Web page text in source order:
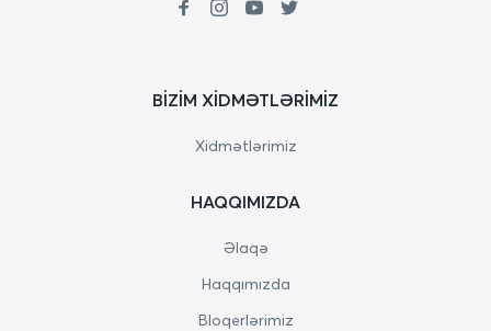
BIZIM XIDMƏTLƏRIMIZ
Xidmətlərimiz
HAQQIMIZDA
Əlaqə
Haqqımızda
Bloqerlərimiz